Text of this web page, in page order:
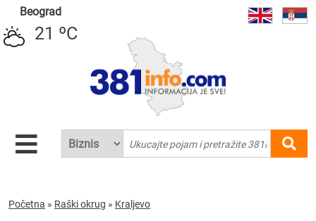
Beograd
21 ºC
Početna » Raški okrug » Kraljevo